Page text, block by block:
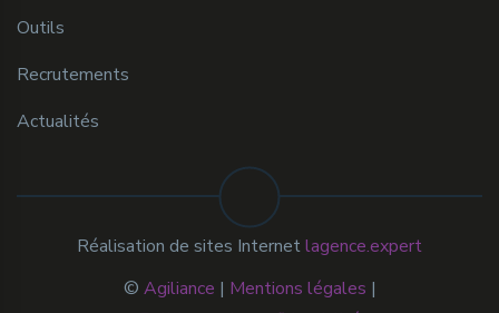
Outils
Recrutements
Actualités
© Agiliance | Mentions légales |
Réalisation de sites Internetlagence.expert